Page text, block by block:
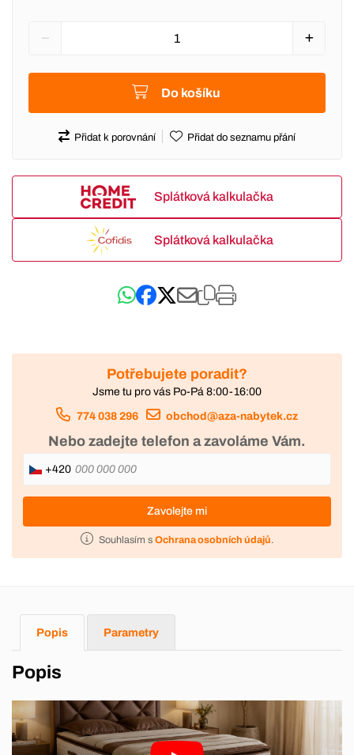
Do košíku
Přidat k porovnání Přidat do seznamu přání
Splátková kalkulačka
Splátková kalkulačka
Potřebujete poradit?
Jsme tu pro vás Po-Pá 8:00-16:00
774 038 296 obchod@aza-nabytek.cz
Nebo zadejte telefon a zavoláme Vám.
+420
Zavolejte mi
Souhlasím s Ochrana osobních údajů.
Popis Parametry
Popis